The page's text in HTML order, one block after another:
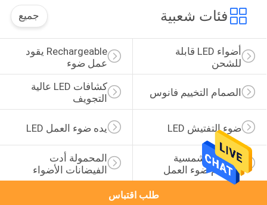
فئات شعبية جميع
Rechargeable يقود
عمل ضوء
أضواء LED قابلة
للشحن
كشافات LED عالية
التجويف
الصمام التخييم فانوس
يده ضوء العمل LED ضوء التفتيش LED
المحمولة أدت
الفيضانات الأضواء
الطاقة الشمسية
الصمام ضوء العمل
طلب اقتباس